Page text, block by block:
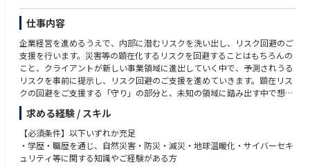
仕事内容
企業経営を進めるうえで、内部に潜むリスクを洗い出し、リスク回避のご
支援を行います。災害等の顕在化するリスクを回避することはもちろんの
こと、クライアントが新しい事業領域に進出していく中で、予測されうる
リスクを事前に提示し、リスク回避のご支援を進めていきます。顕在リス
クの回避をご支援する「守り」の部分と、未知の領域に踏み出す中で想定
されるリスクを回避する「攻め」の両面でのご支援を行います。配属ポジ
ションにより下記のような業務をお任せいたします。
＜業務例＞
・自然災害・防災・減災・地球温暖化・サイバーセキュリティ等、各種リ
スクの評価・コンサルティングサービスの実施
求める経験 / スキル
【必須条件】以下いずれか充足
・学歴・職歴を通じ、自然災害・防災・減災・地球温暖化・サイバーセキ
ュリティ等に関する知識やご経験がある方